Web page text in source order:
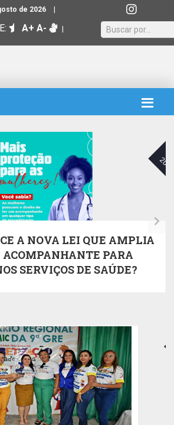
de 2026 |
A+ A- |
A NOVA LEI QUE AMPLIA
ACOMPANHANTE PARA
SERVIÇOS DE SAÚDE?